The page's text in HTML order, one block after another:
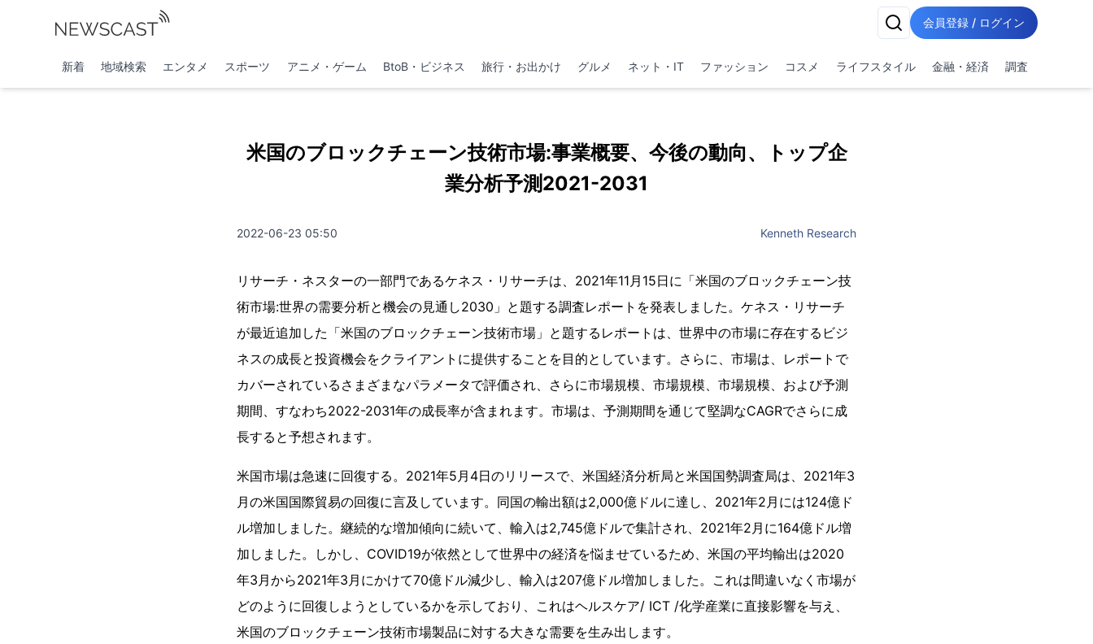
会員登録 / ログイン
新着 地域検索 エンタメ スポーツ アニメ・ゲーム BtoB・ビジネス 旅行・お出かけ グルメ ネット・IT ファッション コスメ ライフスタイル 金融・経済 調査
米国のブロックチェーン技術市場:事業概要、今後の動向、トップ企
業分析予測2021-2031
2022-06-23 05:50 Kenneth Research
リサーチ・ネスターの一部門であるケネス・リサーチは、2021年11月15日に「米国のブロックチェーン技
術市場:世界の需要分析と機会の見通し2030」と題する調査レポートを発表しました。ケネス・リサーチ
が最近追加した「米国のブロックチェーン技術市場」と題するレポートは、世界中の市場に存在するビジ
ネスの成長と投資機会をクライアントに提供することを目的としています。さらに、市場は、レポートで
カバーされているさまざまなパラメータで評価され、さらに市場規模、市場規模、市場規模、および予測
期間、すなわち2022-2031年の成長率が含まれます。市場は、予測期間を通じて堅調なCAGRでさらに成
長すると予想されます。
米国市場は急速に回復する。2021年5月4日のリリースで、米国経済分析局と米国国勢調査局は、2021年3
月の米国国際貿易の回復に言及しています。同国の輸出額は2,000億ドルに達し、2021年2月には124億ド
ル増加しました。継続的な増加傾向に続いて、輸入は2,745億ドルで集計され、2021年2月に164億ドル増
加しました。しかし、COVID19が依然として世界中の経済を悩ませているため、米国の平均輸出は2020
年3月から2021年3月にかけて70億ドル減少し、輸入は207億ドル増加しました。これは間違いなく市場が
どのように回復しようとしているかを示しており、これはヘルスケア/ ICT /化学産業に直接影響を与え、
米国のブロックチェーン技術市場製品に対する大きな需要を生み出します。